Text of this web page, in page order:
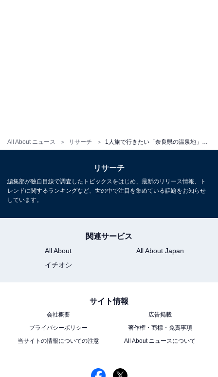
All About ニュース リサーチ
リサーチ
編集部が独自目線で調査したトピックスをはじめ、最新のリリース情報、ト
レンドに関するランキングなど、世の中で注目を集めている話題をお知らせ
しています。
関連サービス
All About
All About Japan
イチオシ
サイト情報
会社概要
広告掲載
プライバシーポリシー
著作権・商標・免責事項
当サイトの情報についての注意
All About ニュースについて